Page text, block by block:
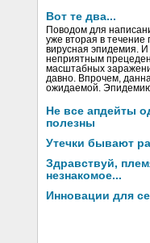
Вот те два...
Поводом для
уже вторая в течение
вирусная эпидемия. И
неприятным
масштабных
давно. Впрочем,
ожидаемой.
Не все апдейты
полезны
Утечки бывают
Здравствуй,
незнакомое...
Инновации для